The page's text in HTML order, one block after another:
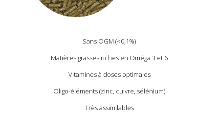
Sans OGM (<0,1%)
Matières grasses riches en Oméga 3 et 6
Vitamines à doses optimales
Oligo-éléments (zinc, cuivre, sélénium)
Très assimilables